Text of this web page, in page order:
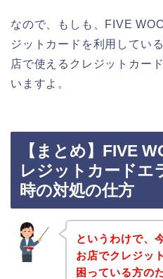
なので、もしも、FIVE
ジットカードを利用してい
店で使えるクレジットカー
いますよ。
【まとめ】FIVE
レジットカードエ
時の対処の仕方
というわけで、
お店でクレジッ
困っている方の